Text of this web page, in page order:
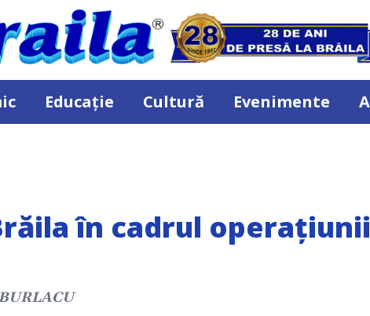
Educație Cultură Evenimente
în cadrul operațiunii